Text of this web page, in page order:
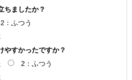
ちましたか？
2：ふつう
やすかったですか？
2：ふつう